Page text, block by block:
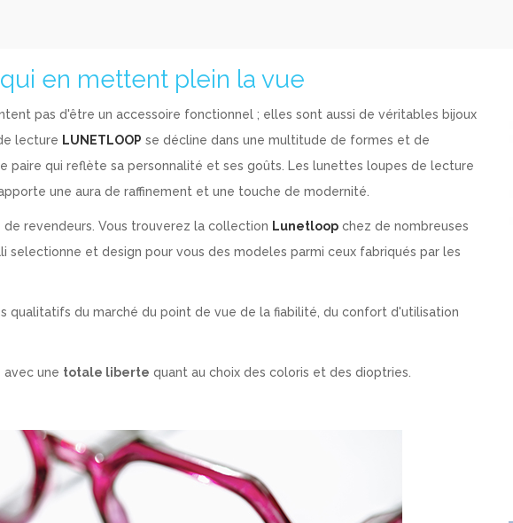
en mettent plein la vue
pas d'être un accessoire fonctionnel ; elles sont aussi de véritables bijoux
lecture LUNETLOOP se décline dans une multitude de formes et de
paire qui reflète sa personnalité et ses goûts. Les lunettes loupes de lecture
une aura de raffinement et une touche de modernité.
revendeurs. Vous trouverez la collection Lunetloop chez de nombreuses
et design pour vous des modeles parmi ceux fabriqués par les
qualitatifs du marché du point de vue de la fiabilité, du confort d'utilisation
une totale liberte quant au choix des coloris et des dioptries.